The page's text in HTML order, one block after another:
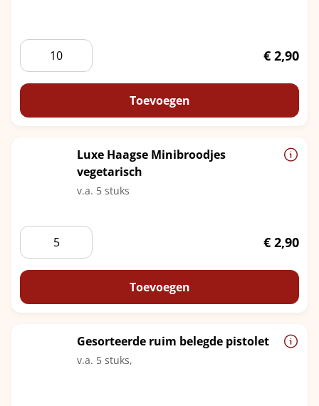
Luxe
Haagse
minibroodjes
€ 2,90
Toevoegen
Luxe Haagse Minibroodjes
vegetarisch
v.a. 5 stuks
Luxe
Haagse
Minibroodjes
aantal
€ 2,90
Toevoegen
Gesorteerde ruim belegde pistolet
v.a. 5 stuks,